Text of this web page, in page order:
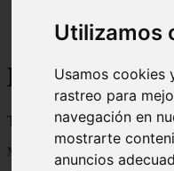
Utilizamos
Usamos cookies
rastreo para
navegación en
mostrarte
anuncios
zona pro
Blog sobre
Todo sobre gatos, nombres
Mostrando 1 - 24 de 2801